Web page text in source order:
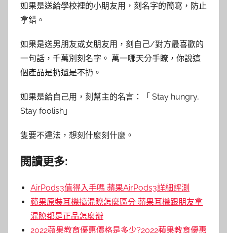
如果是送給學校裡的小朋友用，刻名字的簡寫，防止
拿錯。
如果是送男朋友或女朋友用，刻自己/對方最喜歡的
一句話，千萬別刻名字。 萬一哪天分手瞭，你說這
個產品是扔還是不扔。
如果是給自己用，刻幫主的名言：「 Stay hungry,
Stay foolish」
隻要不違法，想刻什麼刻什麼。
閱讀更多:
AirPods3值得入手嗎 蘋果AirPods3詳細評測
蘋果原裝耳機搞混瞭怎麼區分 蘋果耳機跟朋友拿
混瞭都是正品怎麼辦
2022蘋果教育優惠價格是多少?2022蘋果教育優惠